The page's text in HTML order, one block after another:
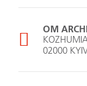
OM
02000